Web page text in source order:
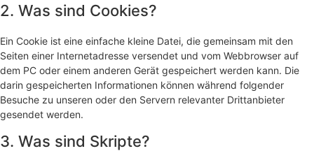
2. Was sind Cookies?
Ein Cookie ist eine einfache kleine Datei, die gemeinsam mit den
Seiten einer Internetadresse versendet und vom Webbrowser auf
dem PC oder einem anderen Gerät gespeichert werden kann. Die
darin gespeicherten Informationen können während folgender
Besuche zu unseren oder den Servern relevanter Drittanbieter
gesendet werden.
3. Was sind Skripte?